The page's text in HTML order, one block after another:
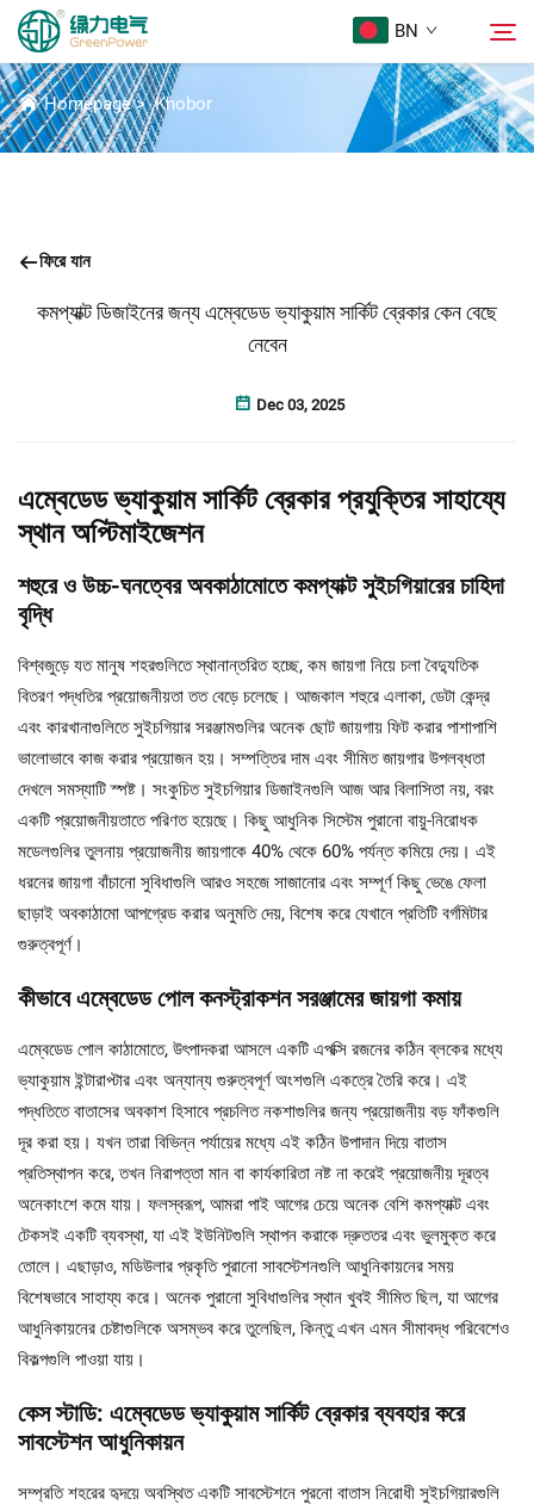
BN
পণ্য
Sampark Kora
সংবাদ
Homepage>Khobor
ফিরে যান
কমপ্যাক্ট ডিজাইনের জন্য এম্বেডেড ভ্যাকুয়াম সার্কিট ব্রেকার কেন বেছে
নেবেন
Dec 03, 2025
এম্বেডেড ভ্যাকুয়াম সার্কিট ব্রেকার প্রযুক্তির সাহায্যে
স্থান অপ্টিমাইজেশন
শহুরে ও উচ্চ-ঘনত্বের অবকাঠামোতে কমপ্যাক্ট সুইচগিয়ারের চাহিদা
বৃদ্ধি
বিশ্বজুড়ে যত মানুষ শহরগুলিতে স্থানান্তরিত হচ্ছে, কম জায়গা নিয়ে চলা বৈদ্যুতিক
বিতরণ পদ্ধতির প্রয়োজনীয়তা তত বেড়ে চলেছে। আজকাল শহুরে এলাকা, ডেটা কেন্দ্র
এবং কারখানাগুলিতে সুইচগিয়ার সরঞ্জামগুলির অনেক ছোট জায়গায় ফিট করার পাশাপাশি
ভালোভাবে কাজ করার প্রয়োজন হয়। সম্পত্তির দাম এবং সীমিত জায়গার উপলব্ধতা
দেখলে সমস্যাটি স্পষ্ট। সংকুচিত সুইচগিয়ার ডিজাইনগুলি আজ আর বিলাসিতা নয়, বরং
একটি প্রয়োজনীয়তাতে পরিণত হয়েছে। কিছু আধুনিক সিস্টেম পুরানো বায়ু-নিরোধক
মডেলগুলির তুলনায় প্রয়োজনীয় জায়গাকে 40% থেকে 60% পর্যন্ত কমিয়ে দেয়। এই
ধরনের জায়গা বাঁচানো সুবিধাগুলি আরও সহজে সাজানোর এবং সম্পূর্ণ কিছু ভেঙে ফেলা
ছাড়াই অবকাঠামো আপগ্রেড করার অনুমতি দেয়, বিশেষ করে যেখানে প্রতিটি বর্গমিটার
গুরুত্বপূর্ণ।
কীভাবে এম্বেডেড পোল কনস্ট্রাকশন সরঞ্জামের জায়গা কমায়
এম্বেডেড পোল কাঠামোতে, উৎপাদকরা আসলে একটি এপক্সি রজনের কঠিন ব্লকের মধ্যে
ভ্যাকুয়াম ইন্টারাপ্টার এবং অন্যান্য গুরুত্বপূর্ণ অংশগুলি একত্রে তৈরি করে। এই
পদ্ধতিতে বাতাসের অবকাশ হিসাবে প্রচলিত নকশাগুলির জন্য প্রয়োজনীয় বড় ফাঁকগুলি
দূর করা হয়। যখন তারা বিভিন্ন পর্যায়ের মধ্যে এই কঠিন উপাদান দিয়ে বাতাস
প্রতিস্থাপন করে, তখন নিরাপত্তা মান বা কার্যকারিতা নষ্ট না করেই প্রয়োজনীয় দূরত্ব
অনেকাংশে কমে যায়। ফলস্বরূপ, আমরা পাই আগের চেয়ে অনেক বেশি কমপ্যাক্ট এবং
টেকসই একটি ব্যবস্থা, যা এই ইউনিটগুলি স্থাপন করাকে দ্রুততর এবং ভুলমুক্ত করে
তোলে। এছাড়াও, মডিউলার প্রকৃতি পুরানো সাবস্টেশনগুলি আধুনিকায়নের সময়
বিশেষভাবে সাহায্য করে। অনেক পুরানো সুবিধাগুলির স্থান খুবই সীমিত ছিল, যা আগের
আধুনিকায়নের চেষ্টাগুলিকে অসম্ভব করে তুলেছিল, কিন্তু এখন এমন সীমাবদ্ধ পরিবেশেও
বিকল্পগুলি পাওয়া যায়।
কেস স্টাডি: এম্বেডেড ভ্যাকুয়াম সার্কিট ব্রেকার ব্যবহার করে
সাবস্টেশন আধুনিকায়ন
সম্প্রতি শহরের হৃদয়ে অবস্থিত একটি সাবস্টেশনে পুরনো বাতাস নিরোধী সুইচগিয়ারগুলি